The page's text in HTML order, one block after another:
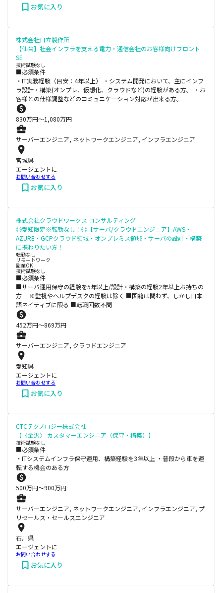
お気に入り
株式会社日立製作所
【仙台】社会インフラを支える電力・通信会社のお客様向けフロント
SE
技術試験なし
■必須条件
・IT実務経験（目安：4年以上） ・システム開発において、主にインフ
ラ設計・構築(オンプレ、仮想化、クラウドなど)の経験がある方。 ・お
客様との仕様調整などのコミュニケーション対応が出来る方。
830万円〜1,080万円
サーバーエンジニア, ネットワークエンジニア, インフラエンジニア
宮城県
エージェントに
お問い合わせする
お気に入り
株式会社クラウドワークス コンサルティング
◎愛知限定※転勤なし！◎【サーバ/クラウドエンジニア】AWS・
AZURE・GCPクラウド領域・オンプレミス領域・サーバの設計・構築
に携わりたい方！
転勤なし
リモートワーク
副業OK
技術試験なし
■必須条件
■サーバ運用保守の経験を5年以上/設計・構築の経験2年以上お持ちの
方 ※監視やヘルプデスクの経験は除く ■国籍は問わず、しかし日本
語ネイティブに限る ■転職回数不問
452万円〜869万円
サーバーエンジニア, クラウドエンジニア
愛知県
エージェントに
お問い合わせする
お気に入り
CTCテクノロジー株式会社
【〈金沢〉 カスタマーエンジニア（保守・構築）】
技術試験なし
■必須条件
・ITシステムインフラ保守運用、構築経験を3年以上 ・普段から車を運
転する機会のある方
500万円〜900万円
サーバーエンジニア, ネットワークエンジニア, インフラエンジニア, プ
リセールス・セールスエンジニア
石川県
エージェントに
お問い合わせする
お気に入り